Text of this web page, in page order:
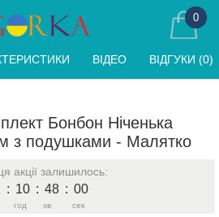
0
Бонбон Ніченька
з подушками - Малятко
ВІДЕО ВІДГУКИ (0)
акції залишилось:
: 10
год
: 48
хв
: 00
сек